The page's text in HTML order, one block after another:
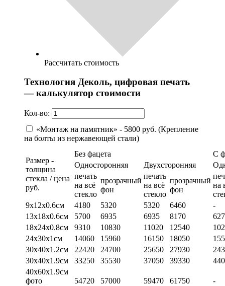
Рассчитать стоимость
Технология Деколь, цифровая печать
— калькулятор стоимости
Кол-во:
«Монтаж на памятник» - 5800 руб. (Крепление
на болты из нержавеющей стали)
Размер -
толщина
стекла / цена
руб.
Без фацета
С
Односторонняя
Двухсторонняя
печать
на всё
стекло
прозрачный
фон
печать
на всё
стекло
прозрачный
фон
на
9х12х0.6см
4180 5320 5320 6460
-
13х18х0.6см
5700 6935 6935 8170
18х24х0.8см
9310 10830 11020 12540
24х30х1см
14060 15960 16150 18050
30х40х1.2см
22420 24700 25650 27930
30х40х1.9см
33250 35530 37050 39330
40х60х1.9см
фото
54720 57000 59470 61750 -